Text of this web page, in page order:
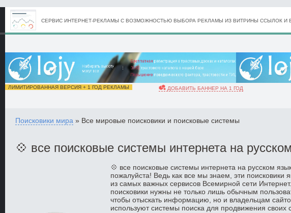
СЕРВИС ИНТЕРНЕТ-РЕКЛАМЫ С ВОЗМОЖНОСТЬЮ ВЫБОРА РЕКЛАМЫ ИЗ ВИТРИНЫ ССЫЛОК И
ЛИМИТИРОВАННАЯ ВЕРСИЯ + 1 ГОД РЕКЛАМЫ ДОБАВИТЬ БАННЕР НА 1 ГОД
Поисковики мира » Все мировые поисковики и поисковые системы
💠 все поисковые системы интернета на
💠 все поисковые системы интернета на русском
пожалуйста! Ведь как все мы знаем, эти поисковики
из самых важных сервисов Всемирной сети
поисковики нужны не только лишь обычным
чтобы отыскать информацию, но и владельцам
используют системы поиска для продвижения своих